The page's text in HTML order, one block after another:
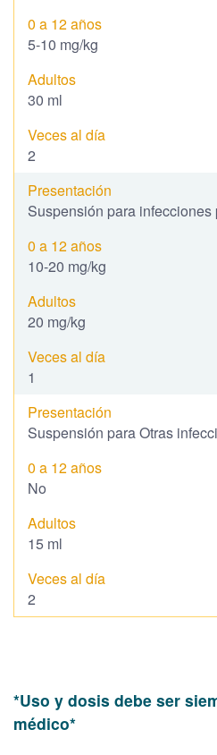
5-10 mg/kg
30 ml
2
Suspensión para
10-20 mg/kg
20 mg/kg
1
Suspensión para Otras
No
15 ml
2
*Uso y dosis debe ser
médico*